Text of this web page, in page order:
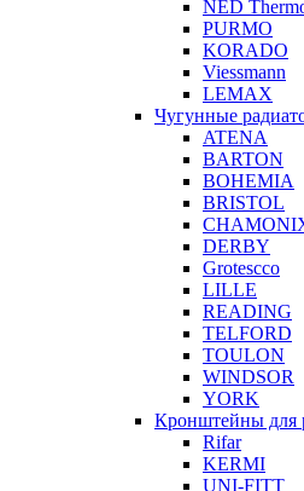
NED
PURMO
KORADO
Viessmann
LEMAX
Чугунные
ATENA
BARTON
BOHEMIA
BRISTOL
DERBY
Grotescco
LILLE
READING
TELFORD
TOULON
WINDSOR
YORK
Кронштейны для
Rifar
KERMI
UNI-FITT